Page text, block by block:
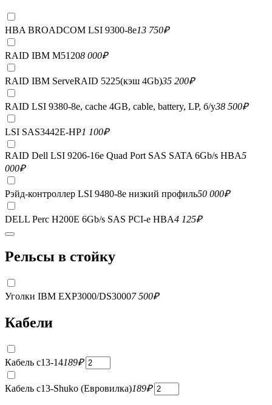
HBA BROADCOM LSI 9300-8e13 750₽
RAID IBM M51208 000₽
RAID IBM ServeRAID 5225(кэш 4Gb)35 200₽
RAID LSI 9380-8e, сache 4GB, cable, battery, LP, б/у38 500₽
LSI SAS3442E-HP1 100₽
RAID Dell LSI 9206-16e Quad Port SAS SATA 6Gb/s HBA5
000₽
Рэйд-контроллер LSI 9480-8e низкий профиль50 000₽
DELL Perc H200E 6Gb/s SAS PCI-e HBA4 125₽
Рельсы в стойку
Уголки IBM EXP3000/DS30007 500₽
Кабели
Кабель c13-14189₽
Кабель c13-Shuko (Евровилка)189₽